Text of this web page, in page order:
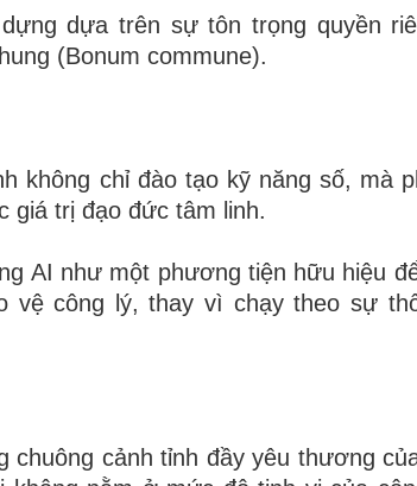
dựa trên sự tôn trọng quyền
(Bonum commune).
không chỉ đào tạo kỹ năng số, mà
giá trị đạo đức tâm linh.
AI như một phương tiện hữu hiệu
vệ công lý, thay vì chạy theo sự
chuông cảnh tỉnh đầy yêu thương